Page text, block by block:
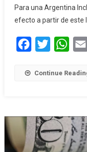
Para una Argentina
efecto a partir de este
Facebook
Twitter
Continue